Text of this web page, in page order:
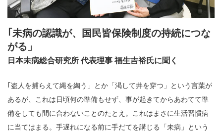
｢未病の認識が、国民皆保険制度の持続につな
がる」
日本未病総合研究所 代表理事 福生吉裕氏に聞く
｢盗人を捕らえて縄を綯う」とか「渇して井を穿つ」という言葉が
あるが、これは日頃何の準備もせず、事が起きてからあわてて準
備をしても間に合わないことのたとえ。これはまさに生活習慣病
に当てはまる。手遅れになる前に手だてを講じる「未病」という